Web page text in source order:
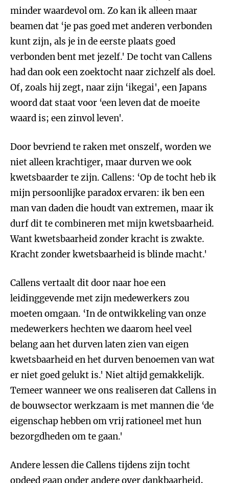
minder waardevol om. Zo kan ik alleen maar
beamen dat ‘je pas goed met anderen verbonden
kunt zijn, als je in de eerste plaats goed
verbonden bent met jezelf.' De tocht van Callens
had dan ook een zoektocht naar zichzelf als doel.
Of, zoals hij zegt, naar zijn ‘ikegai', een Japans
woord dat staat voor ‘een leven dat de moeite
waard is; een zinvol leven'.
Door bevriend te raken met onszelf, worden we
niet alleen krachtiger, maar durven we ook
kwetsbaarder te zijn. Callens: ‘Op de tocht heb ik
mijn persoonlijke paradox ervaren: ik ben een
man van daden die houdt van extremen, maar ik
durf dit te combineren met mijn kwetsbaarheid.
Want kwetsbaarheid zonder kracht is zwakte.
Kracht zonder kwetsbaarheid is blinde macht.'
Callens vertaalt dit door naar hoe een
leidinggevende met zijn medewerkers zou
moeten omgaan. ‘In de ontwikkeling van onze
medewerkers hechten we daarom heel veel
belang aan het durven laten zien van eigen
kwetsbaarheid en het durven benoemen van wat
er niet goed gelukt is.' Niet altijd gemakkelijk.
Temeer wanneer we ons realiseren dat Callens in
de bouwsector werkzaam is met mannen die ‘de
eigenschap hebben om vrij rationeel met hun
bezorgdheden om te gaan.'
Andere lessen die Callens tijdens zijn tocht
opdeed gaan onder andere over dankbaarheid,